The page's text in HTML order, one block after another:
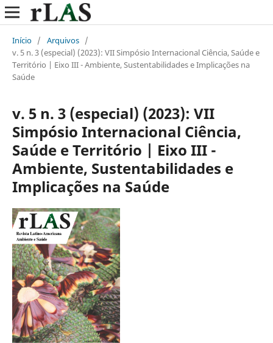
Início / Arquivos /
v. 5 n. 3 (especial) (2023): VII Simpósio Internacional Ciência, Saúde e
Território | Eixo III - Ambiente, Sustentabilidades e Implicações na
Saúde
v. 5 n. 3 (especial) (2023): VII
Simpósio Internacional Ciência,
Saúde e Território | Eixo III -
Ambiente, Sustentabilidades e
Implicações na Saúde